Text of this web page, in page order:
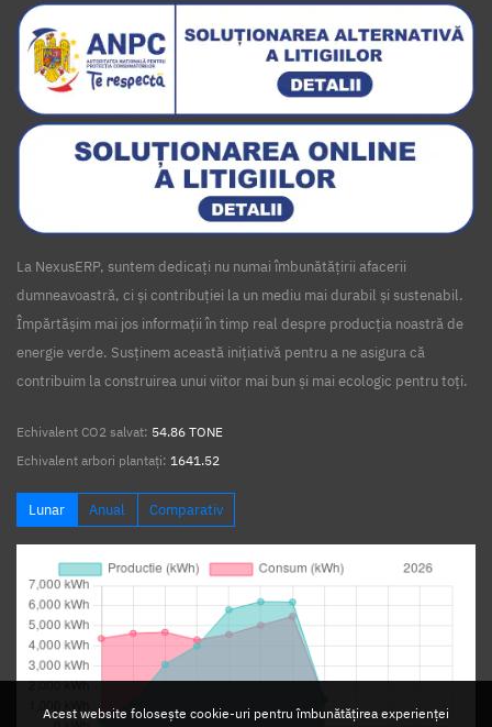
Acest website folosește cookie-uri pentru îmbunătățirea experienței
La NexusERP, suntem dedicați nu numai îmbunătățirii afacerii
dumneavoastră, ci și contribuției la un mediu mai durabil și sustenabil.
Împărtășim mai jos informații în timp real despre producția noastră de
energie verde. Susținem această inițiativă pentru a ne asigura că
contribuim la construirea unui viitor mai bun și mai ecologic pentru toți.
Echivalent CO2 salvat: 54.86 TONE
Echivalent arbori plantați: 1641.52
Lunar Anual Comparativ